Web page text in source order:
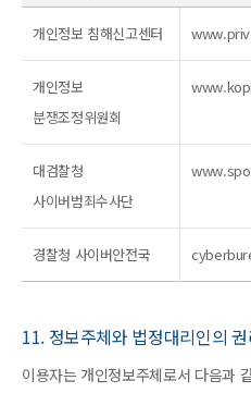
개인정보 침해신고센터
개인정보
분쟁조정위원회
대검찰청
사이버범죄수사단
경찰청 사이버안전국
11. 정보주체와 법정대리인의
이용자는 개인정보주체로서 다음과